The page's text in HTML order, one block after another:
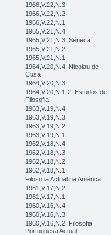
1966,V.22,N.3
1966,V.22,N.2
1966,V.22,N.1
1965,V.21,N.4
1965,V.21,N.3, Séneca
1965,V.21,N.2
1965,V.21,N.1
1964,V.20,N.4, Nicolau de
Cusa
1964,V.20,N.3
1964,V.20,N.1-2, Estudos de
Filosofia
1963,V.19,N.4
1963,V.19,N.3
1963,V.19,N.2
1963,V.19,N.1
1962,V.18,N.4
1962,V.18,N.3
1962,V.18,N.2
1962,V.18,N.1
Filosofia Actual na América
1961,V.17,N.2
1961,V.17,N.1
1960,V.16,N.4
1960,V.16,N.3
1960,V.16,N.2, Filosofia
Portuguesa Actual